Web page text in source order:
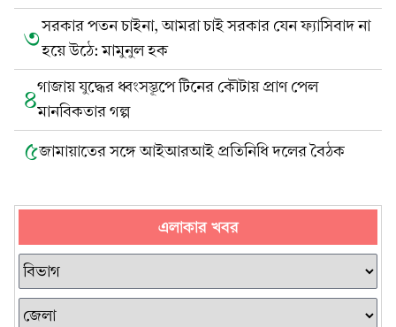
৩সরকার পতন চাইনা, আমরা চাই সরকার যেন ফ্যাসিবাদ না
হয়ে উঠে: মামুনুল হক
৪গাজায় যুদ্ধের ধ্বংসস্তূপে টিনের কৌটায় প্রাণ পেল
মানবিকতার গল্প
৫জামায়াতের সঙ্গে আইআরআই প্রতিনিধি দলের বৈঠক
এলাকার খবর